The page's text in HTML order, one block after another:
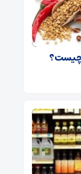
چیست؟